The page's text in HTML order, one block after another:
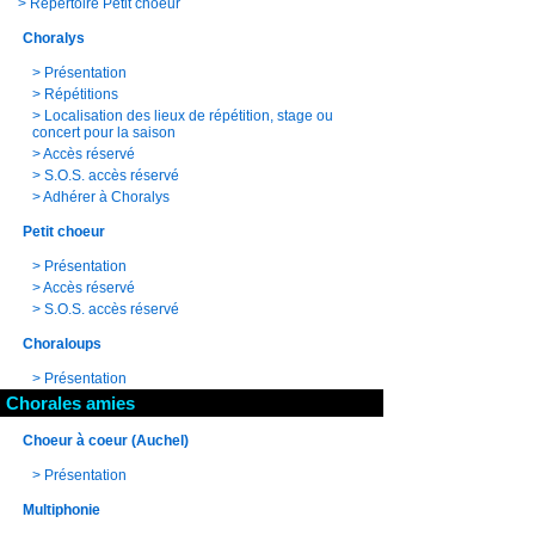
> Répertoire Petit choeur
Choralys
> Présentation
> Répétitions
> Localisation des lieux de répétition, stage ou
concert pour la saison
>Accès réservé
> S.O.S. accès réservé
>Adhérer à Choralys
Petit choeur
> Présentation
>Accès réservé
> S.O.S. accès réservé
Choraloups
> Présentation
Chorales amies
Choeur à coeur (Auchel)
> Présentation
Multiphonie